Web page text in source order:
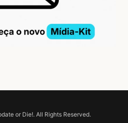
or Die!. All Rights Reserved.